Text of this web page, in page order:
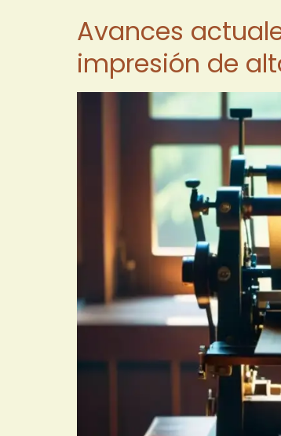
Avances
impresión de